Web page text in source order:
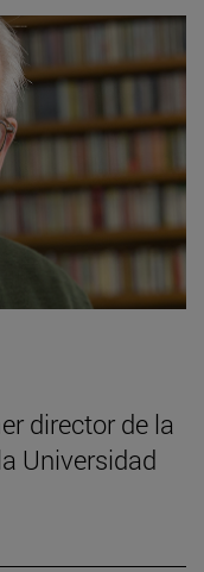
director de la
Universidad